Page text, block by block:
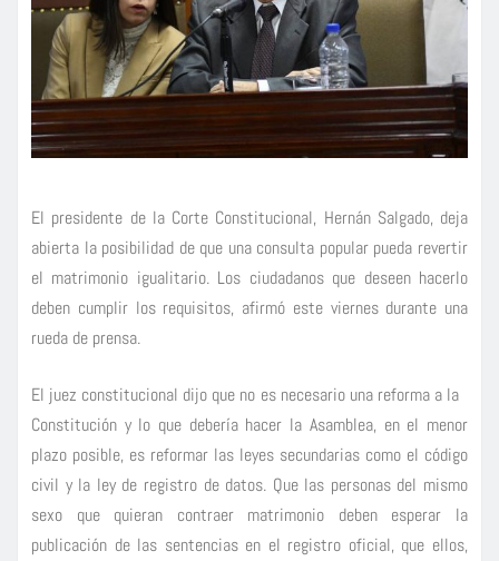
El presidente de la Corte Constitucional, Hernán Salgado, deja
abierta la posibilidad de que una consulta popular pueda revertir
el matrimonio igualitario. Los ciudadanos que deseen hacerlo
deben cumplir los requisitos, afirmó este viernes durante una
rueda de prensa.
El juez constitucional dijo que no es necesario una reforma a la
Constitución y lo que debería hacer la Asamblea, en el menor
plazo posible, es reformar las leyes secundarias como el código
civil y la ley de registro de datos. Que las personas del mismo
sexo que quieran contraer matrimonio deben esperar la
publicación de las sentencias en el registro oficial, que ellos,